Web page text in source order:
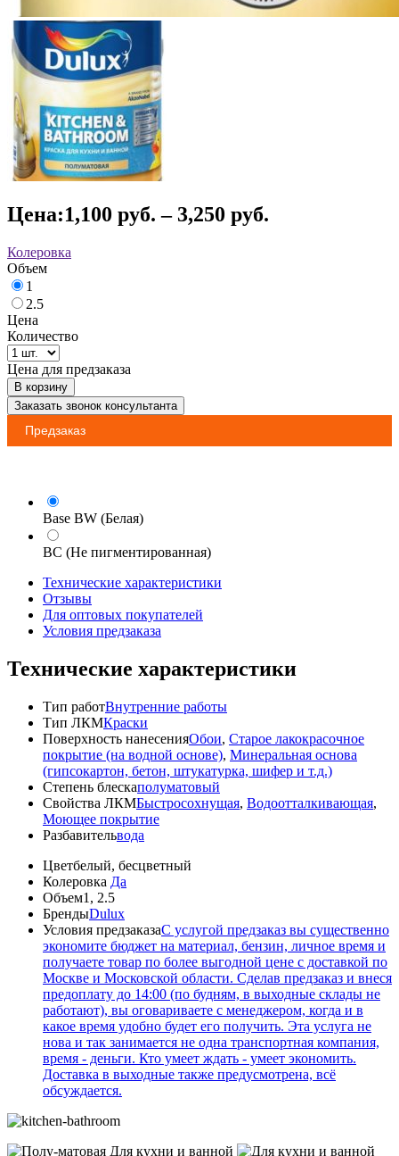
Цена:1,100 руб. – 3,250 руб.
Колеровка
Объем
1
2.5
Цена
Количество
Цена для предзаказа
В корзину
Заказать звонок консультанта
Предзаказ
Base BW (Белая)
BC (Не пигментированная)
Технические характеристики
Отзывы
Для оптовых покупателей
Условия предзаказа
Технические характеристики
Тип работВнутренние работы
Тип ЛКМКраски
Поверхность нанесенияОбои, Старое лакокрасочное
покрытие (на водной основе), Минеральная основа
(гипсокартон, бетон, штукатурка, шифер и т.д.)
Степень блескаполуматовый
Свойства ЛКМБыстросохнущая, Водоотталкивающая,
Моющее покрытие
Разбавительвода
Цветбелый, бесцветный
Колеровка Да
Объем1, 2.5
БрендыDulux
Условия предзаказаС услугой предзаказ вы существенно
экономите бюджет на материал, бензин, личное время и
получаете товар по более выгодной цене с доставкой по
Москве и Московской области. Сделав предзаказ и внеся
предоплату до 14:00 (по будням, в выходные склады не
работают), вы оговариваете с менеджером, когда и в
какое время удобно будет его получить. Эта услуга не
нова и так занимается не одна транспортная компания,
время - деньги. Кто умеет ждать - умеет экономить.
Доставка в выходные также предусмотрена, всё
обсуждается.